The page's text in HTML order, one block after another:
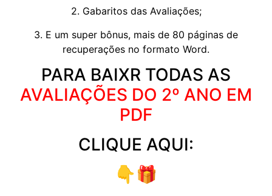
2. Gabaritos das Avaliações;
3. E um super bônus, mais de 80 páginas de
recuperações no formato Word.
PARA BAIXR TODAS AS
AVALIAÇÕES DO 2º ANO EM
PDF
CLIQUE AQUI:
👇🎁